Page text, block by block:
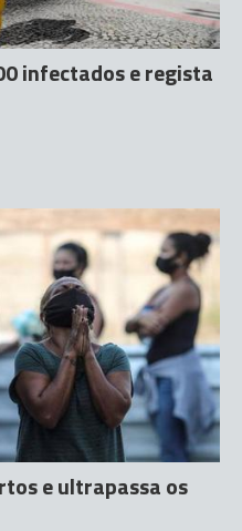
infectados e regista
e ultrapassa os